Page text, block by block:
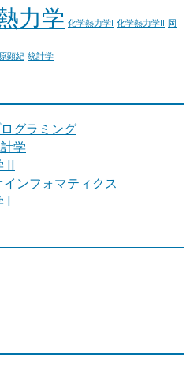
力学 化学熱力学I 化学熱力学II 岡
顕紀 統計学
グラミング
学
II
ンフォマティクス
I